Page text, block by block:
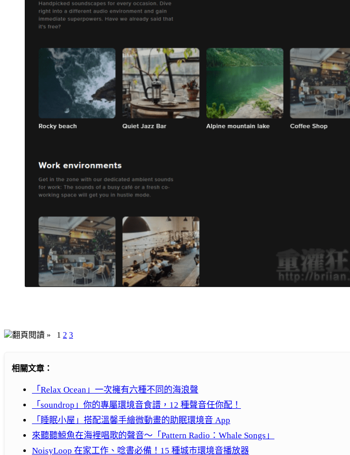
翻頁閱讀 » 1 2 3
相關文章：
「Relax Ocean」一次擁有六種不同的海浪聲
「soundrop」你的專屬環境音食譜，12 種聲音任你配！
「睡眠小屋」搭配溫馨手繪微動畫的助眠環境音 App
來聽聽鯨魚在海裡唱歌的聲音～「Pattern Radio：Whale Songs」
NoisyLoop 在家工作、唸書必備！15 種城巿環境音播放器